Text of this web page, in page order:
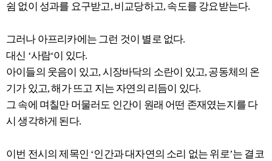
쉼 없이 성과를 요구받고, 비교당하고, 속도를 강요받는다.
그러나 아프리카에는 그런 것이 별로 없다.
대신 ‘사람‘이 있다.
아이들의 웃음이 있고, 시장바닥의 소란이 있고, 공동체의 온
기가 있고, 해가 뜨고 지는 자연의 리듬이 있다.
그 속에 며칠만 머물러도 인간이 원래 어떤 존재였는지를 다
시 생각하게 된다.
이번 전시의 제목인 ‘인간과 대자연의 소리 없는 위로’는 결코